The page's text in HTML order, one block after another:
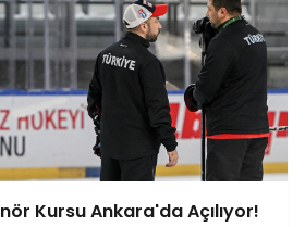
Kursu Ankara'da Açılıyor!